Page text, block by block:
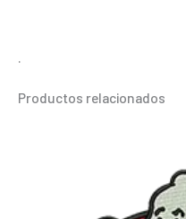
.
Productos relacionados